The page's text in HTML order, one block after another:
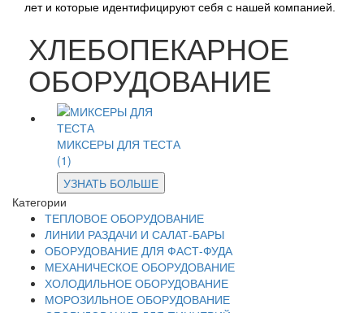
лет и которые идентифицируют себя с нашей компанией.
ХЛЕБОПЕКАРНОЕ
ОБОРУДОВАНИЕ
МИКСЕРЫ ДЛЯ ТЕСТА
(1)
УЗНАТЬ БОЛЬШЕ
Категории
ТЕПЛОВОЕ ОБОРУДОВАНИЕ
ЛИНИИ РАЗДАЧИ И САЛАТ-БАРЫ
ОБОРУДОВАНИЕ ДЛЯ ФАСТ-ФУДА
МЕХАНИЧЕСКОЕ ОБОРУДОВАНИЕ
ХОЛОДИЛЬНОЕ ОБОРУДОВАНИЕ
МОРОЗИЛЬНОЕ ОБОРУДОВАНИЕ